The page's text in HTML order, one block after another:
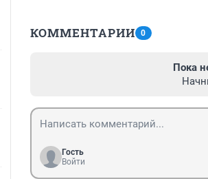
КОММЕНТАРИИ 0
Пока
Гость
Войти